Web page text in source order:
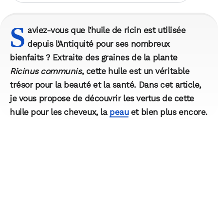
S aviez-vous que l’huile de ricin est utilisée
depuis l’Antiquité pour ses nombreux
bienfaits ? Extraite des graines de la plante
Ricinus communis, cette huile est un véritable
trésor pour la beautéet la santé. Dans cet article,
je vous propose de découvrir les vertus de cette
huile pour les cheveux, la peauet bien plus encore.